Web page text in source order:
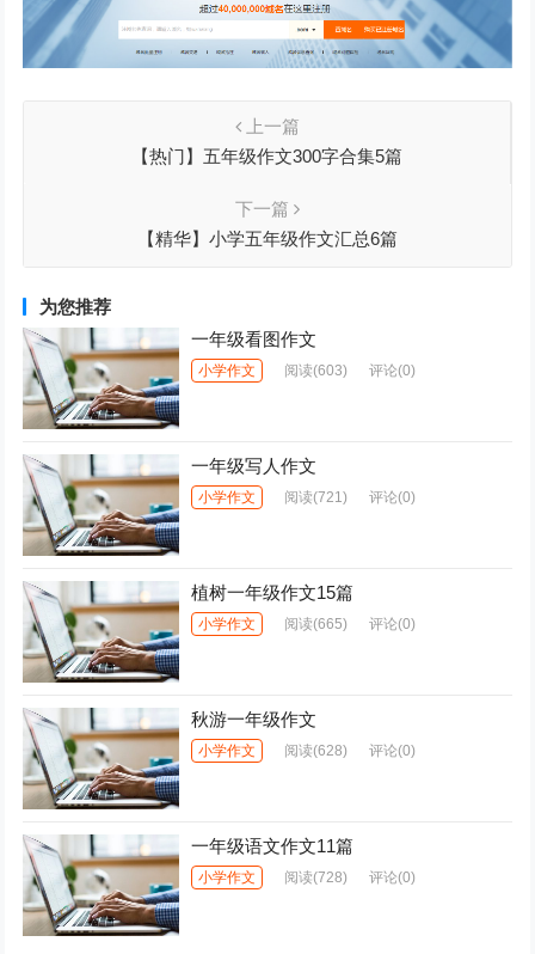
上一篇
【热门】五年级作文300字合集5篇
下一篇
【精华】小学五年级作文汇总6篇
为您推荐
一年级看图作文
小学作文 阅读(603) 评论(0)
一年级写人作文
小学作文 阅读(721) 评论(0)
植树一年级作文15篇
小学作文 阅读(665) 评论(0)
秋游一年级作文
小学作文 阅读(628) 评论(0)
一年级语文作文11篇
小学作文 阅读(728) 评论(0)